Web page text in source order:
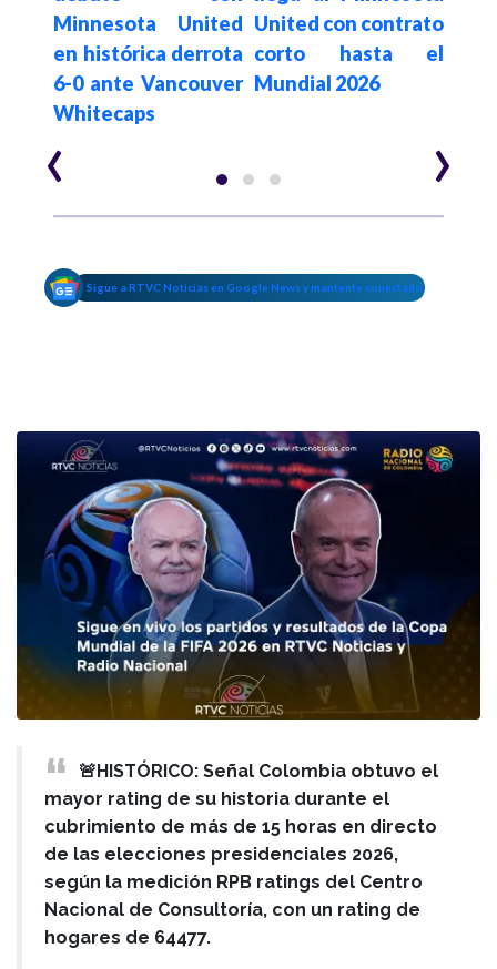
Minnesota United
en histórica derrota
6-0 ante Vancouver
Whitecaps
United con contrato
corto hasta el
Mundial 2026
‹ ›
Sigue a RTVC Noticias en Google News y mantente conectado
🚨HISTÓRICO: Señal Colombia obtuvo el
mayor rating de su historia durante el
cubrimiento de más de 15 horas en directo
de las elecciones presidenciales 2026,
según la medición RPB ratings del Centro
Nacional de Consultoría, con un rating de
hogares de 64477.